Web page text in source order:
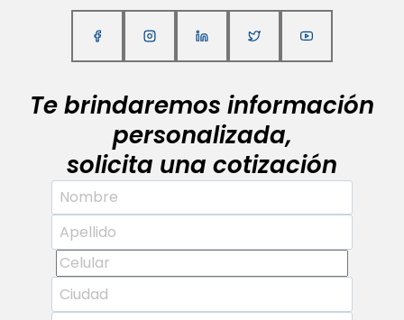
Te brindaremos información
personalizada,
solicita una cotización